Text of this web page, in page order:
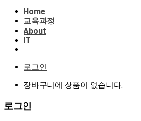
Home
교육과정
About
IT
로그인
장바구니에 상품이 없습니다.
로그인